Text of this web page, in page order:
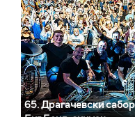
65. Драгачевски